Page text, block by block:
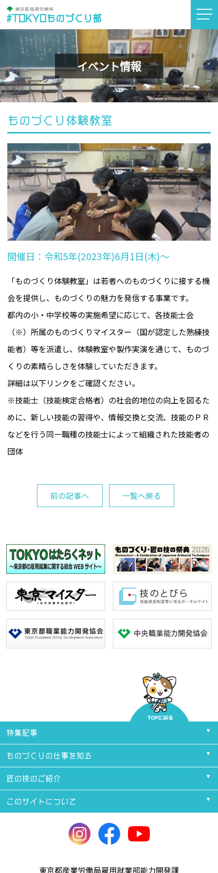
#TOKYOものづくり部
イベント情報
ものづくり体験教室
開催日：令和5年(2023年)6月1日(木)～
「ものづくり体験教室」は若者へのものづくりに接する機
会を提供し、ものづくりの魅力を発信する事業です。
都内の小・中学校等の実施希望に応じて、各技能士会
（※）所属のものづくりマイスター（国が認定した熟練技
能者）等を派遣し、体験教室や製作実演を通じて、ものづ
くりの素晴らしさを体験していただきます。
詳細は以下リンクをご確認ください。
※技能士（技能検定合格者）の社会的地位の向上を図るた
めに、新しい技能の習得や、情報交換と交流、技能のＰＲ
などを行う同一職種の技能士によって組織された技能者の
団体
前の記事へ 一覧へ戻る
特集記事
ものづくりの仕事を知る
匠の技のご紹介
このサイトについて
東京都産業労働局雇用就業部能力開発課